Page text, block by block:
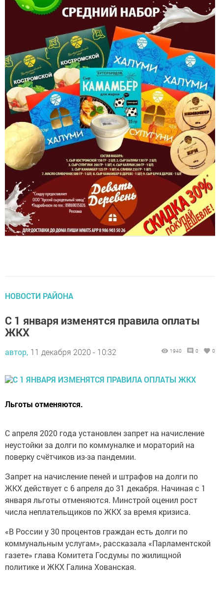
НОВОСТИ РАЙОНА
С 1 января изменятся правила оплаты
ЖКХ
автор, 11 декабря 2020 - 10:32 1940 0 0
Льготы отменяются.
С апреля 2020 года установлен запрет на начисление
неустойки за долги по коммуналке и мораторий на
поверку счётчиков из-за пандемии.
Запрет на начисление пеней и штрафов на долги по
ЖКХ действует с 6 апреля до 31 декабря. Начиная с 1
января льготы отменяются. Минстрой оценил рост
числа неплательщиков по ЖКХ за время кризиса.
«В России у 30 процентов граждан есть долги по
коммунальным услугам», рассказала «Парламентской
газете» глава Комитета Госдумы по жилищной
политике и ЖКХ Галина Хованская.